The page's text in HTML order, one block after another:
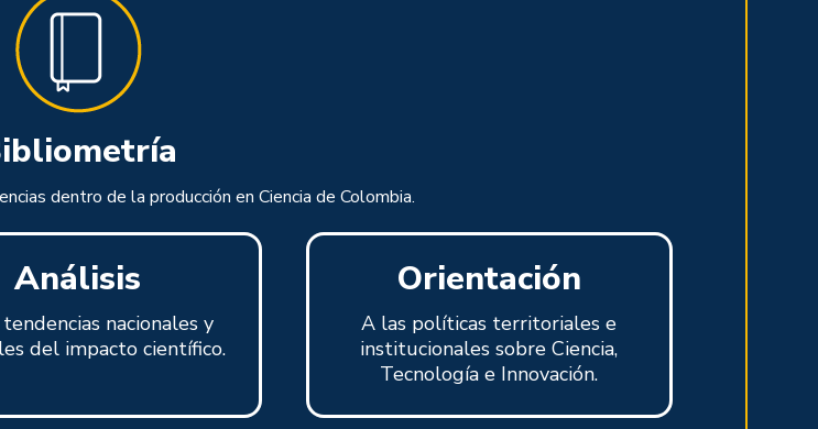
dentro de la producción en Ciencia de Colombia.
Análisis
nacionales y
del impacto científico.
Orientación
A las políticas territoriales e
institucionales sobre Ciencia,
Tecnología e Innovación.